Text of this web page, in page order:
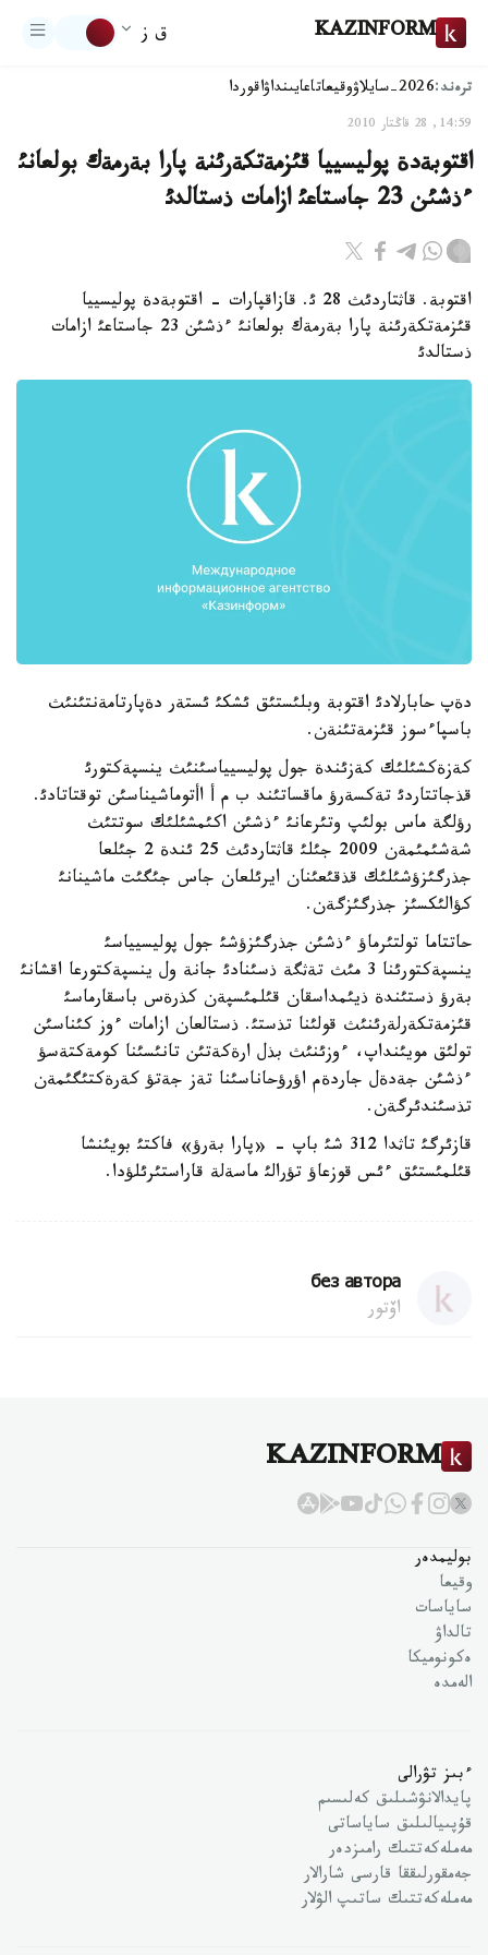
KAZINFORM ق ز
ترەند:2026-سايلاۋ وقيعاتاعايىنداۋاقوردا
14:59, 28 قاڭتار 2010
اقتوبةدة پوليسييا قئزمةتكةرئنة پارا بةرمةك بولعانئ
ءذشئن 23 جاستاعئ ازامات ذستالدئ
اقتوبة. قاثتاردئث 28 ئ. قازاقپارات - اقتوبةدة پوليسييا
قئزمةتكةرئنة پارا بةرمةك بولعانئ ءذشئن 23 جاستاعئ ازامات
ذستالدئ
دةپ حابارلادئ اقتوبة وبلئستئق ئشكئ ئستةر دةپارتامةنتئنئث
باسپاءسوز قئزمةتئنةن.
كةزةكشئلئك كةزئندة جول پوليسيياسئنئث ينسپةكتورئ
قذجاتتاردئ تةكسةرؤ ماقساتئند ب م أ اأتوماشيناسئن توقتاتادئ.
رؤلگة ماس بولئپ وتئرعانئ ءذشئن اكئمشئلئك سوتتئث
شةشئمئمةن 2009 جئلئ قاثتاردئث 25 ئندة 2 جئلعا
جذرگئزؤشئلئك قذقئعئنان ايرئلعان جاس جئگئت ماشينانئ
كؤالئكسئز جذرگئزگةن.
حاتتاما تولتئرماؤ ءذشئن جذرگئزؤشئ جول پوليسيياسئ
ينسپةكتورئنا 3 مئث تةثگة ذسئنادئ جانة ول ينسپةكتورعا اقشانئ
بةرؤ ذستئندة ذيئمداسقان قئلمئسپةن كذرةس باسقارماسئ
قئزمةتكةرلةرئنئث قولئنا تذستئ. ذستالعان ازامات ءوز كئناسئن
تولئق مويئنداپ، ءوزئنئث بذل ارةكةتئن تانئسئنا كومةكتةسؤ
ءذشئن جةدةل جاردةم اؤرؤحاناسئنا تةز جةتؤ كةرةكتئگئمةن
تذسئندئرگةن.
قازئرگئ تاثدا 312 شئ باپ - «پارا بةرؤ» فاكتئ بويئنشا
قئلمئستئق ءئس قوزعاؤ تؤرالئ ماسةلة قاراستئرئلؤدا.
без автора
اۆتور
KAZINFORM
بوليمدەر
وقيعا
ساياسات
تالداۋ
ەكونوميكا
الەمدە
ءبىز تۋرالى
پايدالانۋشىلىق كەلىسىم
قۇپىيالىلىق ساياساتى
مەملەكەتتىك رامىزدەر
جەمقورلىققا قارسى شارالار
مەملەكەتتىك ساتىپ الۋلار